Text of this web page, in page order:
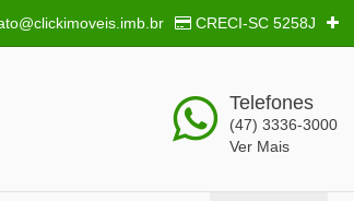
CRECI-SC 5258J
Telefones
(47) 3336-3000
Ver Mais